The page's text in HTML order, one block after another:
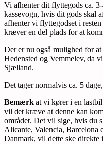
Vi afhenter dit flyttegods ca.
kassevogn, hvis dit gods skal
afhenter vi flyttegodset i
kræver en del plads for at
Der er nu også mulighed for
Hedensted og Vemmelev, da
Sjælland.
Det tager normalvis ca. 5
Bemærk at vi kører i en
vil det kræve at denne kan
området. Det vil sige, hvis du
Alicante, Valencia, Barcelona
Danmark, vil dette ske direkte